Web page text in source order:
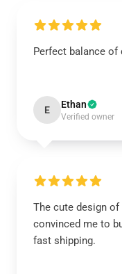
Perfect balance
E Ethan
Verified owner
The cute design
convinced me to
fast shipping.